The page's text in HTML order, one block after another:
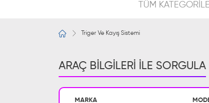
TÜM
Triger Ve Kayış Sistemi
ARAÇ BİLGİLERİ İLE SORGULA
MARKA